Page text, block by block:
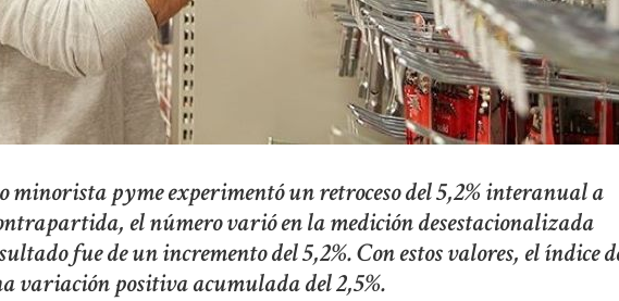
minorista pyme experimentó un retroceso del 5,2% interanual a
el número varió en la medición desestacionalizada
fue de un incremento del 5,2%. Con estos valores, el índice
variación positiva acumulada del 2,5%.